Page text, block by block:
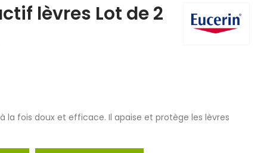
lèvres Lot de 2
la fois doux et efficace. Il apaise et protège les lèvres